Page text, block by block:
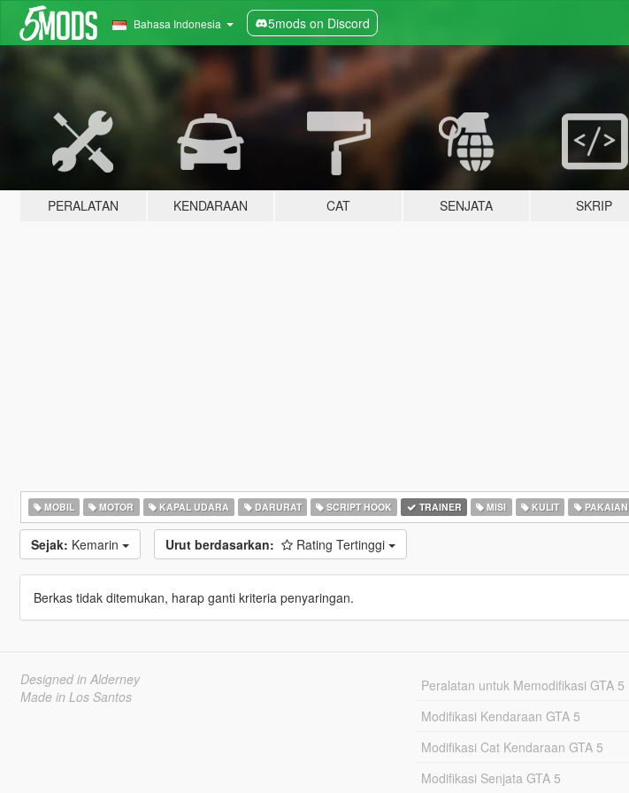
Bahasa Indonesia 5mods on Discord
PERALATAN KENDARAAN CAT SENJATA SKRIP
MOBIL MOTOR KAPAL UDARA DARURAT SCRIPT HOOK TRAINER MISI KULIT PAKAIAN
Sejak: Kemarin Urut berdasarkan: Rating Tertinggi
Berkas tidak ditemukan, harap ganti kriteria penyaringan.
Designed in Alderney
Made in Los Santos
Peralatan untuk Memodifikasi GTA 5
Modifikasi Kendaraan GTA 5
Modifikasi Cat Kendaraan GTA 5
Modifikasi Senjata GTA 5